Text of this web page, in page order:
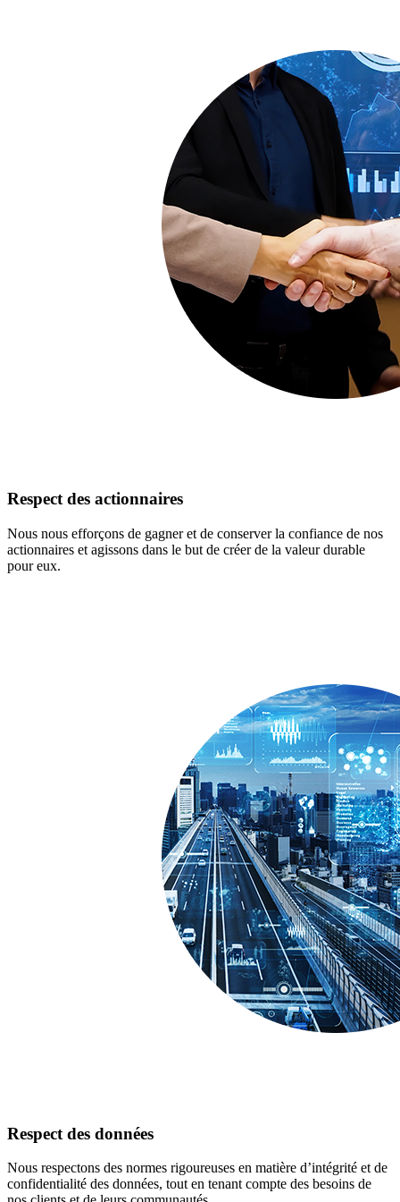
Respect des actionnaires
Nous nous efforçons de gagner et de conserver la confiance de nos
actionnaires et agissons dans le but de créer de la valeur durable
pour eux.
Respect des données
Nous respectons des normes rigoureuses en matière d’intégrité et de
confidentialité des données, tout en tenant compte des besoins de